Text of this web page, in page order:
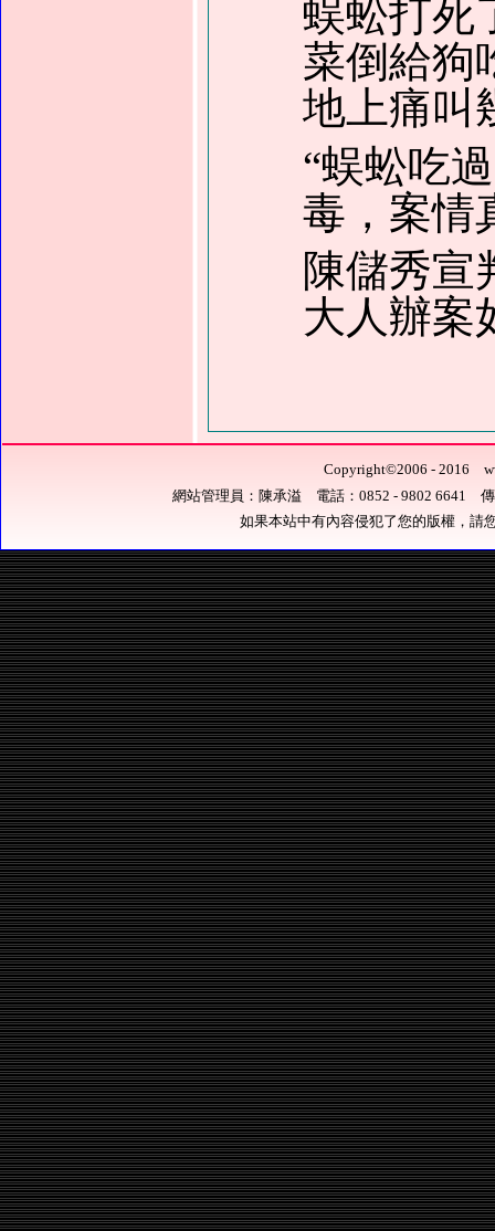
蜈蚣打死
菜倒給狗
地上痛叫
“蜈蚣吃
毒，案情
陳儲秀宣
大人辦案
Copyright©2006 - 2016
網站管理員：陳承溢 電話：0852 - 9802 6641
如果本站中有內容侵犯了您的版權，請